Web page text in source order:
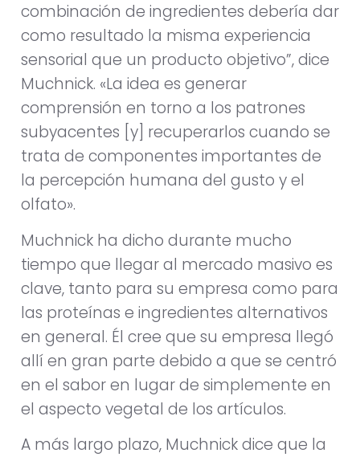
combinación de ingredientes debería dar
como resultado la misma experiencia
sensorial que un producto objetivo”, dice
Muchnick. «La idea es generar
comprensión en torno a los patrones
subyacentes [y] recuperarlos cuando se
trata de componentes importantes de
la percepción humana del gusto y el
olfato».
Muchnick ha dicho durante mucho
tiempo que llegar al mercado masivo es
clave, tanto para su empresa como para
las proteínas e ingredientes alternativos
en general. Él cree que su empresa llegó
allí en gran parte debido a que se centró
en el sabor en lugar de simplemente en
el aspecto vegetal de los artículos.
A más largo plazo, Muchnick dice que la